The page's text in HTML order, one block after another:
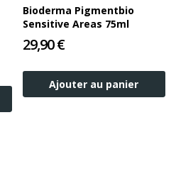
Bioderma Pigmentbio
Sensitive Areas 75ml
29,90 €
Ajouter au panier